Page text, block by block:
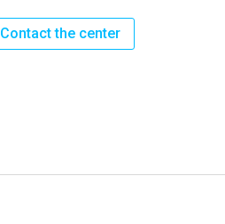
Contact the center